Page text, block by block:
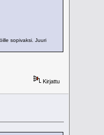
sopivaksi. Juuri
Kirjattu